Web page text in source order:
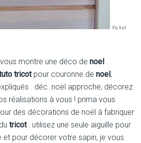
Vu sur
montre une déco de noel .
tricotpour couronne de noel ,
. déc. noël approche, décorez
réalisations à vous ! prima vous
des décorations de noël à fabriquer
tricot: utilisez une seule aiguille pour
pour décorer votre sapin, je vous